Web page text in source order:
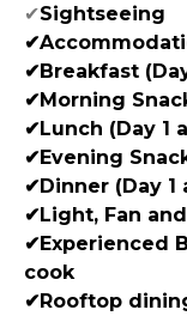
✔Sightseeing
✔Breakfast
✔Morning
✔Lunch (Day 1
✔Evening
✔Dinner (Day 1
✔Light, Fan
✔Experienced
cook
✔Rooftop